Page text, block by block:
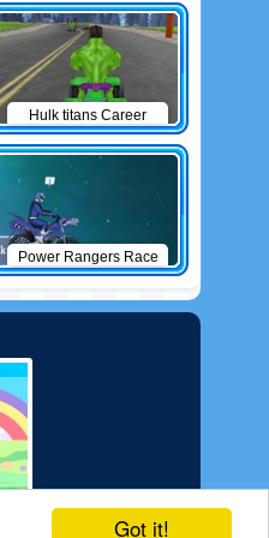
Got it!
Hulk titans Career
Power Rangers Race